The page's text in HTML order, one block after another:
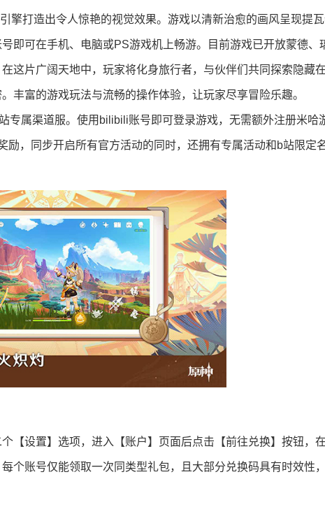
擎打造出令人惊艳的视觉效果。游戏以清新治愈的画风呈现提
即可在手机、电脑或PS游戏机上畅游。目前游戏已开放蒙德、
这片广阔天地中，玩家将化身旅行者，与伙伴们共同探索隐藏
丰富的游戏玩法与流畅的操作体验，让玩家尽享冒险乐趣。
专属渠道服。使用bilibili账号即可登录游戏，无需额外注册米哈
励，同步开启所有官方活动的同时，还拥有专属活动和b站限定
【设置】选项，进入【账户】页面后点击【前往兑换】按钮，
个账号仅能领取一次同类型礼包，且大部分兑换码具有时效性